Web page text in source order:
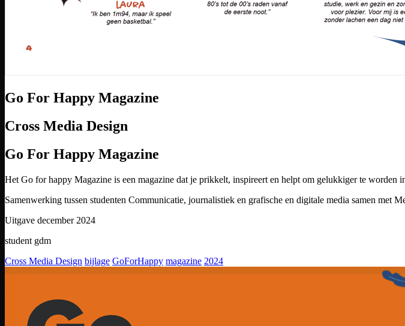
Go For Happy Magazine
Cross Media Design
Go For Happy Magazine
Het Go for happy Magazine is een magazine dat je prikkelt, inspireert en helpt om gelukkiger te worden
Samenwerking tussen studenten Communicatie, journalistiek en grafische en digitale media samen met
Uitgave december 2024
student gdm
Cross Media Design bijlage GoForHappy magazine 2024